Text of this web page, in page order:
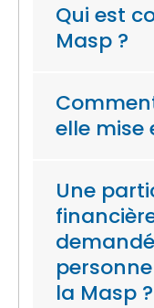
Qui est
Masp ?
elle mise
Une
la Masp ?